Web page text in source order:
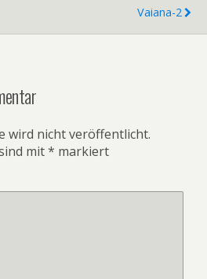
Vaiana-2
wird nicht veröffentlicht.
mit* markiert